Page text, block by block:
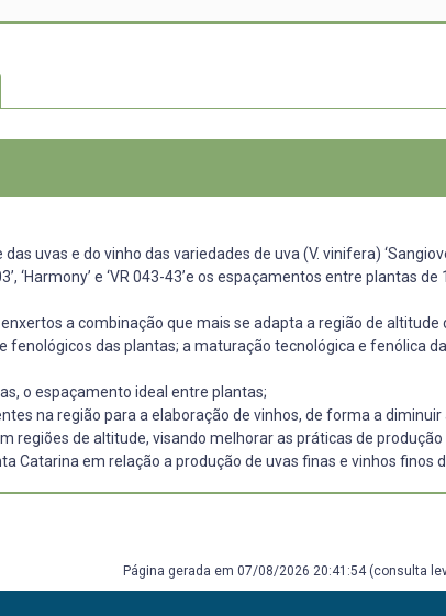
uvas e do vinho das variedades de uva (V. vinifera)
‘Harmony’ e ‘VR 043-43’e os espaçamentos entre plantas de
a combinação que mais se adapta a região de altitude
fenológicos das plantas; a maturação tecnológica e fenólica
o espaçamento ideal entre plantas;
na região para a elaboração de vinhos, de forma a
regiões de altitude, visando melhorar as práticas de
Catarina em relação a produção de uvas finas e vinhos finos
Página gerada em 07/08/2026 20:41:54 (consulta